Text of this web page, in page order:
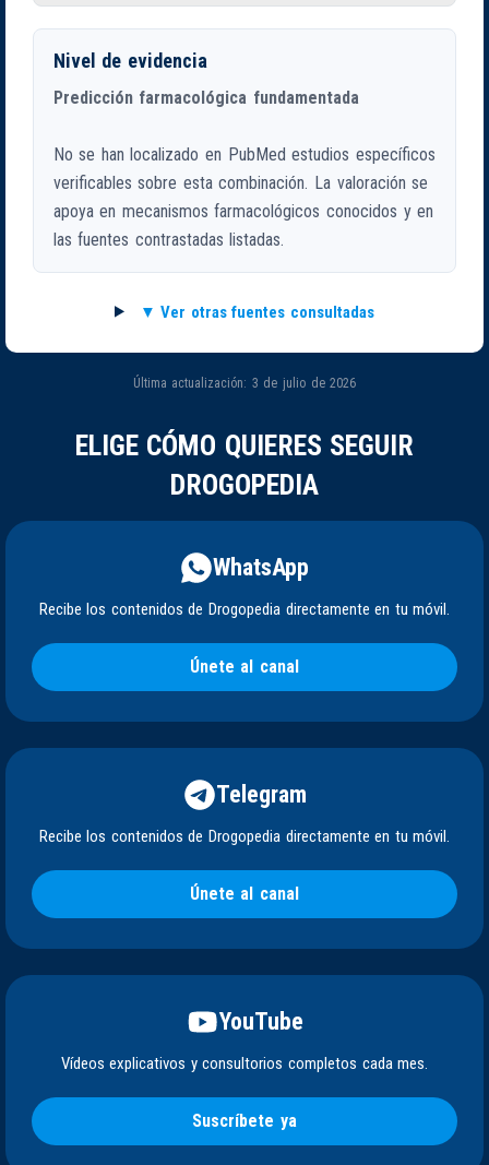
Nivel de evidencia
Predicción farmacológica fundamentada
No se han localizado en PubMed estudios específicos
verificables sobre esta combinación. La valoración se
apoya en mecanismos farmacológicos conocidos y en
las fuentes contrastadas listadas.
Ver otras fuentes consultadas
Última actualización: 3 de julio de 2026
ELIGE CÓMO QUIERES SEGUIR
DROGOPEDIA
WhatsApp
Recibe los contenidos de Drogopedia directamente en tu móvil.
Únete al canal
Telegram
Recibe los contenidos de Drogopedia directamente en tu móvil.
Únete al canal
YouTube
Vídeos explicativos y consultorios completos cada mes.
Suscríbete ya